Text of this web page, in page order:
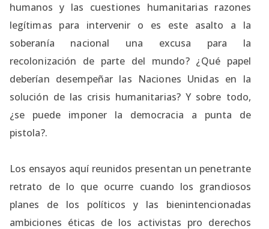
humanos y las cuestiones humanitarias razones
legítimas para intervenir o es este asalto a la
soberanía nacional una excusa para la
recolonización de parte del mundo? ¿Qué papel
deberían desempeñar las Naciones Unidas en la
solución de las crisis humanitarias? Y sobre todo,
¿se puede imponer la democracia a punta de
pistola?.
Los ensayos aquí reunidos presentan un penetrante
retrato de lo que ocurre cuando los grandiosos
planes de los políticos y las bienintencionadas
ambiciones éticas de los activistas pro derechos